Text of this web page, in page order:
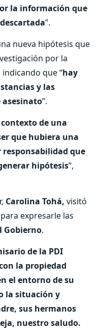
la información que
”.
nueva hipótesis que
por la
que “hay
y las
asesinato”.
de una
que hubiera una
que
hipótesis”,
Carolina Tohá, visitó
expresarle las
Gobierno.
de la PDI
la propiedad
el entorno de su
la situación y
sus hermanos
nuestro saludo.